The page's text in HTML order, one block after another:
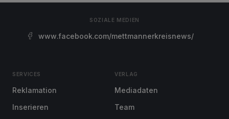
SOZIALE MEDIEN
www.facebook.com/mettmannerkreisnews/
SERVICES
Reklamation
Inserieren
VERLAG
Mediadaten
Team